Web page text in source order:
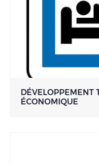
DÉVELOPPEMENT
ÉCONOMIQUE